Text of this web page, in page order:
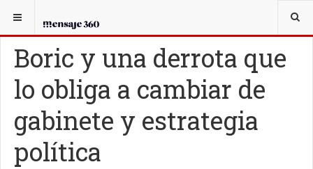
USTED ESTÁ AQUÍ:
Boric y una derrota que
lo obliga a cambiar de
gabinete y estrategia
política